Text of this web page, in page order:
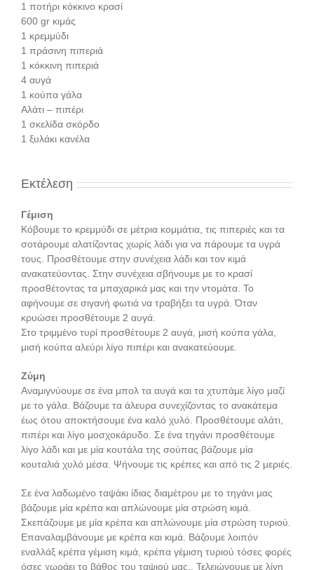
1 ποτήρι κόκκινο κρασί
600 gr κιμάς
1 κρεμμύδι
1 πράσινη πιπεριά
1 κόκκινη πιπεριά
4 αυγά
1 κούπα γάλα
Αλάτι – πιπέρι
1 σκελίδα σκόρδο
1 ξυλάκι κανέλα
Εκτέλεση
Γέμιση
Κόβουμε το κρεμμύδι σε μέτρια κομμάτια, τις πιπεριές και τα
σοτάρουμε αλατίζοντας χωρίς λάδι για να πάρουμε τα υγρά
τους. Προσθέτουμε στην συνέχεια λάδι και τον κιμά
ανακατεύοντας. Στην συνέχεια σβήνουμε με το κρασί
προσθέτοντας τα μπαχαρικά μας και την ντομάτα. Το
αφήνουμε σε σιγανή φωτιά να τραβήξει τα υγρά. Όταν
κρυώσει προσθέτουμε 2 αυγά.
Στο τριμμένο τυρί προσθέτουμε 2 αυγά, μισή κούπα γάλα,
μισή κούπα αλεύρι λίγο πιπέρι και ανακατεύουμε.
Ζύμη
Αναμιγνύουμε σε ένα μπολ τα αυγά και τα χτυπάμε λίγο μαζί
με το γάλα. Βάζουμε τα άλευρα συνεχίζοντας το ανακάτεμα
έως ότου αποκτήσουμε ένα καλό χυλό. Προσθέτουμε αλάτι,
πιπέρι και λίγο μοσχοκάρυδο. Σε ένα τηγάνι προσθέτουμε
λίγο λάδι και με μία κουτάλα της σούπας βάζουμε μία
κουταλιά χυλό μέσα. Ψήνουμε τις κρέπες και από τις 2 μεριές.
Σε ένα λαδωμένο ταψάκι ίδιας διαμέτρου με το τηγάνι μας
βάζουμε μία κρέπα και απλώνουμε μία στρώση κιμά.
Σκεπάζουμε με μία κρέπα και απλώνουμε μία στρώση τυριού.
Επαναλαμβάνουμε με κρέπα και κιμά. Βάζουμε λοιπόν
εναλλάξ κρέπα γέμιση κιμά, κρέπα γέμιση τυριού τόσες φορές
όσες χωράει το βάθος του ταψιού μας.. Τελειώνουμε με λίγη